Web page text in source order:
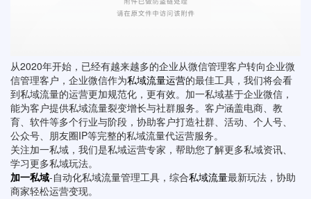
从2020年开始，已经有越来越多的企业从微信管理客户转向企业微
信管理客户，企业微信作为私域流量运营的最佳工具，我们将会看
到私域流量的运营更加规范化，更有效。加一私域基于企业微信，
能为客户提供私域流量裂变增长与社群服务。客户涵盖电商、教
育、软件等多个行业与阶段，协助客户打造社群、活动、个人号、
公众号、朋友圈IP等完整的私域流量代运营服务。
关注加一私域，我们是私域运营专家，帮助您了解更多私域资讯、
学习更多私域玩法。
加一私域-自动化私域流量管理工具，综合私域流量最新玩法，协助
商家轻松运营变现。